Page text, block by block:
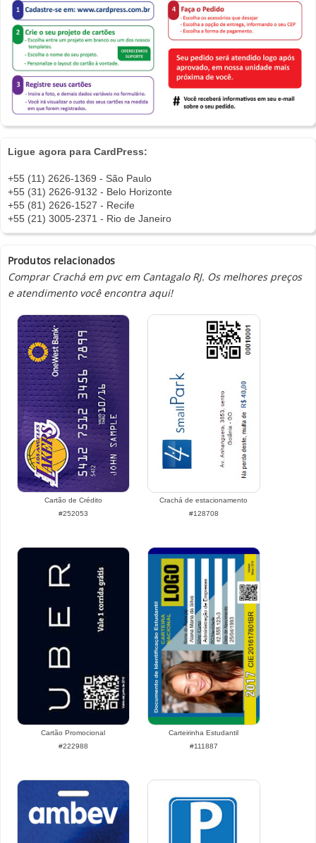
Ligue agora para CardPress:
+55 (11) 2626-1369 - São Paulo
+55 (31) 2626-9132 - Belo Horizonte
+55 (81) 2626-1527 - Recife
+55 (21) 3005-2371 - Rio de Janeiro
Produtos relacionados
Comprar Crachá em pvc em Cantagalo RJ. Os melhores preços
e atendimento você encontra aqui!
Cartão de Crédito
#252053
Crachá de estacionamento
#128708
Cartão Promocional
#222988
Carteirinha Estudantil
#111887